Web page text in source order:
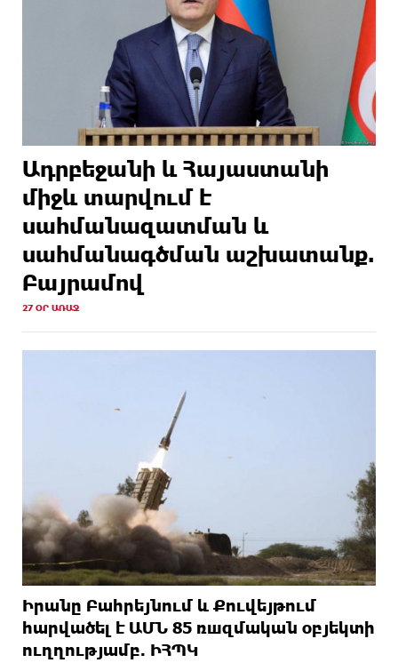
Ադրբեջանի և Հայաստանի
միջև տարվում է
սահմանազատման և
սահմանագծման աշխատանք.
Բայրամով
27 ՕՐ ԱՌԱՋ
Իրանը Բահրեյնում և Քուվեյթում
hարվածել է ԱՄՆ 85 ռшզմական օբյեկտի
ուղղությամբ. ԻՀՊԿ